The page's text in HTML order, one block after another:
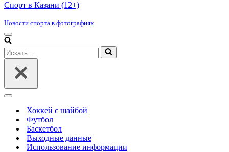
Спорт в Казани (12+)
Новости спорта в фотографиях
Меню
навигации
Искать...
Меню
навигацииХоккей с шайбой
Футбол
Баскетбол
Выходные данные
Использование информации